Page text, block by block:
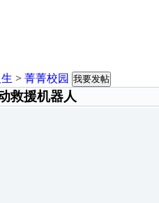
> 菁菁校园 我要发帖
救援机器人